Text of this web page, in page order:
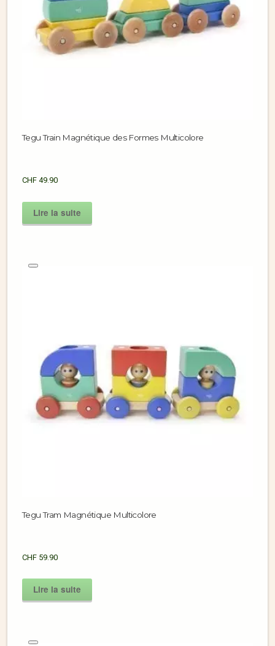
Tegu Train Magnétique des Formes Multicolore
CHF 49.90
Lire la suite
Tegu Tram Magnétique Multicolore
CHF 59.90
Lire la suite